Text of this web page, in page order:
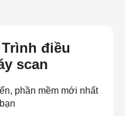
điều
scan
phần mềm mới nhất